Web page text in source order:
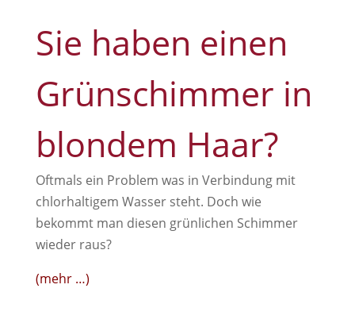
Sie haben einen
Grün­schimmer in
blondem Haar?
Oftmals ein Problem was in Verbindung mit
chlorhaltigem Wasser steht. Doch wie
bekommt man diesen grünlichen Schimmer
wieder raus?
(mehr …)